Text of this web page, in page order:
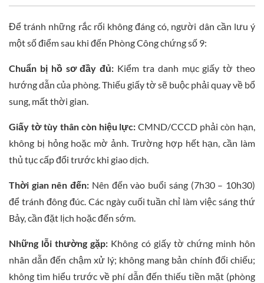
Để tránh những rắc rối không đáng có, người dân cần lưu ý
một số điểm sau khi đến Phòng Công chứng số 9:
Chuẩn bị hồ sơ đầy đủ: Kiểm tra danh mục giấy tờ theo
hướng dẫn của phòng. Thiếu giấy tờ sẽ buộc phải quay về bổ
sung, mất thời gian.
Giấy tờ tùy thân còn hiệu lực: CMND/CCCD phải còn hạn,
không bị hỏng hoặc mờ ảnh. Trường hợp hết hạn, cần làm
thủ tục cấp đổi trước khi giao dịch.
Thời gian nên đến: Nên đến vào buổi sáng (7h30 – 10h30)
để tránh đông đúc. Các ngày cuối tuần chỉ làm việc sáng thứ
Bảy, cần đặt lịch hoặc đến sớm.
Những lỗi thường gặp: Không có giấy tờ chứng minh hôn
nhân dẫn đến chậm xử lý; không mang bản chính đối chiếu;
không tìm hiểu trước về phí dẫn đến thiếu tiền mặt (phòng